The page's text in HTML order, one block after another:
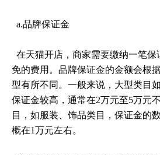
a.品牌保证金
在天猫开店，商家需要缴纳一笔保
免的费用。品牌保证金的金额会根
型有所不同。一般来说，大型类目
保证金较高，通常在2万元至5万元
目，如服装、饰品类目，保证金的
概在1万元左右。